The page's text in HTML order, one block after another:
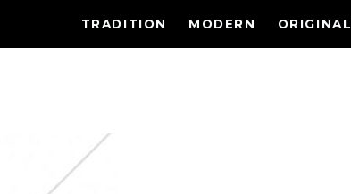
TRADITION MODERN ORIGINAL